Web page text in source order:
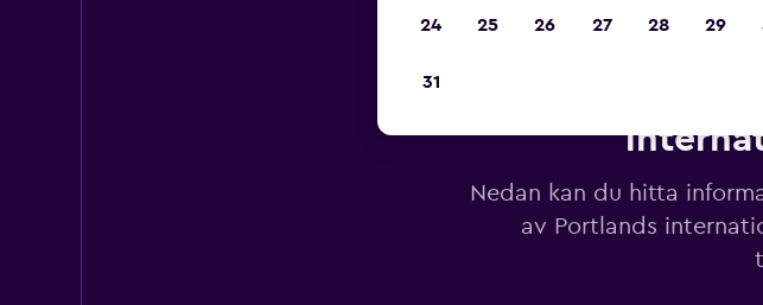
Nedan kan du hitta
av Portlands
24 25 26 27 28 29
31